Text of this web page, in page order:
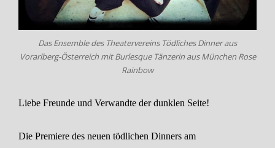
Das Ensemble des Theatervereins Tödliches Dinner aus
Vorarlberg-Österreich mit Burlesque Tänzerin aus München Rose
Rainbow
Liebe Freunde und Verwandte der dunklen Seite!
Die Premiere des neuen tödlichen Dinners am